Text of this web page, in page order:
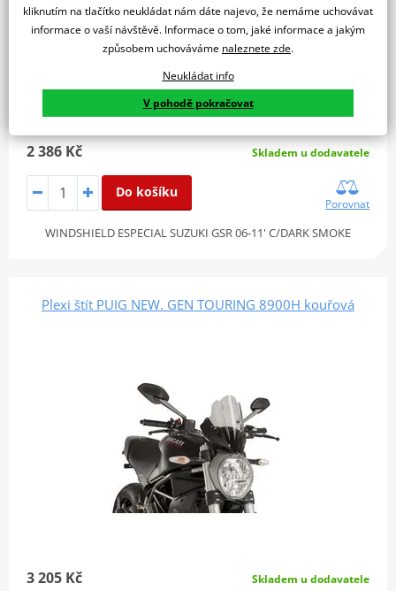
2 386 Kč Skladem u dodavatele
Do košíku
Porovnat
WINDSHIELD ESPECIAL SUZUKI GSR 06-11' C/DARK SMOKE
Plexi štít PUIG NEW. GEN TOURING 8900H kouřová
3 205 Kč Skladem u dodavatele
kliknutím na tlačítko neukládat nám dáte najevo, že nemáme uchovávat
informace o vaší návštěvě. Informace o tom, jaké informace a jakým
způsobem uchováváme naleznete zde.
Neukládat info
V pohodě pokračovat